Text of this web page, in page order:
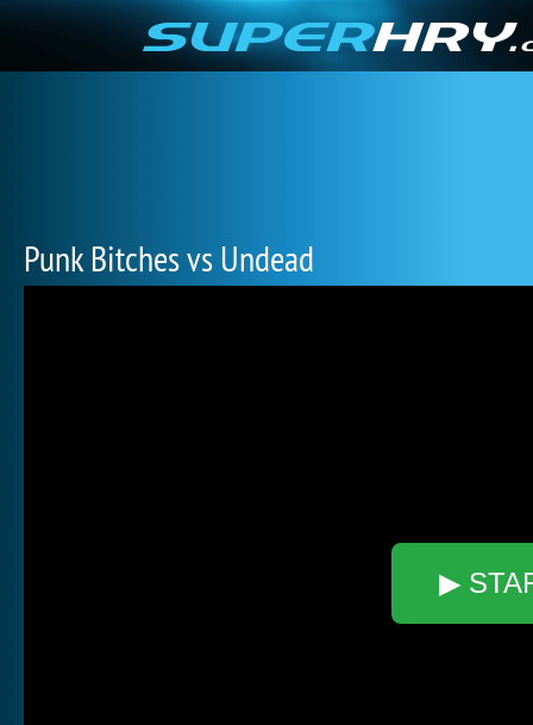
Punk Bitches vs Undead
▶